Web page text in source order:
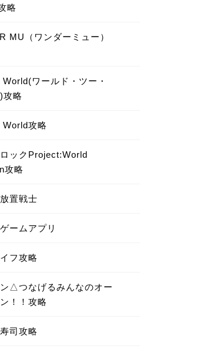
略
MU（ワンダーミュー）
ワールド・ツー・
攻略
攻略
ロックProject:World
攻略
置戦士
ームアプリ
フ攻略
△つなげるみんなのオー
！！攻略
司攻略